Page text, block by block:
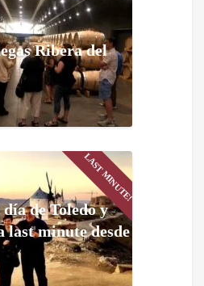
Ribera del
LAST MINUTE!
de Toledo y
last minute desde